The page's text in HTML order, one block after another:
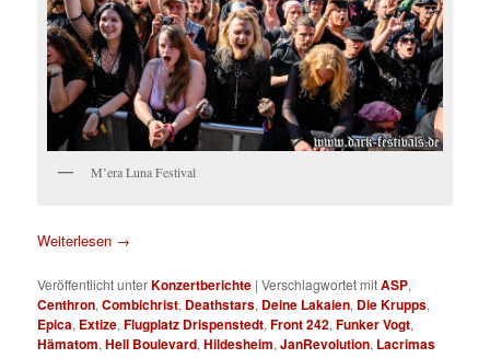
M’era Luna Festival
Weiterlesen →
Veröffentlicht unterKonzertberichte |Verschlagwortet mitASP,
Centhron,Combichrist, Deathstars, Deine Lakaien, Die Krupps,
Epica, Extize,Flugplatz Drispenstedt,Front 242,Funker Vogt,
Hämatom,Hell Boulevard,Hildesheim,JanRevolution, Lacrimas